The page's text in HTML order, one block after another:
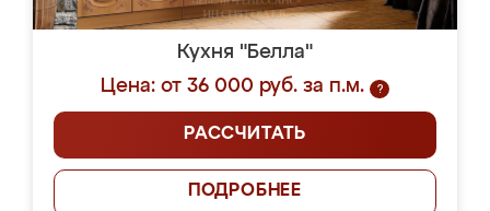
Кухня "Белла"
Цена: от 36 000 руб. за п.м.
?
РАССЧИТАТЬ
ПОДРОБНЕЕ